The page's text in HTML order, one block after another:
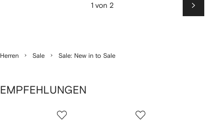
1 von 2
Weiter
Herren Sale Sale: New in to Sale
EMPFEHLUNGEN